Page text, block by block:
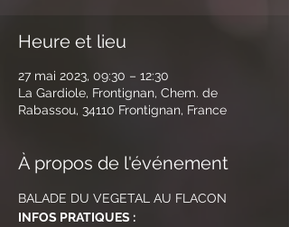
Heure et lieu
27 mai 2023, 09:30 – 12:30
La Gardiole, Frontignan, Chem. de
Rabassou, 34110 Frontignan, France
À propos de l'événement
BALADE DU VEGETAL AU FLACON
INFOS PRATIQUES :